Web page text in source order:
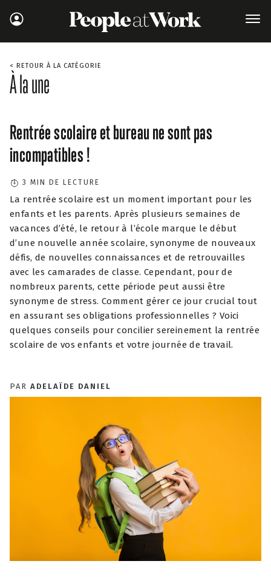
< RETOUR À LA CATÉGORIE
À la une
Rentrée scolaire et bureau ne sont pas
incompatibles !
3 MIN DE LECTURE
La rentrée scolaire est un moment important pour les
enfants et les parents. Après plusieurs semaines de
vacances d’été, le retour à l’école marque le début
d’une nouvelle année scolaire, synonyme de nouveaux
défis, de nouvelles connaissances et de retrouvailles
avec les camarades de classe. Cependant, pour de
nombreux parents, cette période peut aussi être
synonyme de stress. Comment gérer ce jour crucial tout
en assurant ses obligations professionnelles ? Voici
quelques conseils pour concilier sereinement la rentrée
scolaire de vos enfants et votre journée de travail.
PAR ADELAÏDE DANIEL